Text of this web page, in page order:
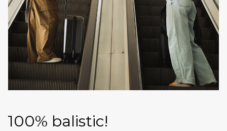
100% balistic!